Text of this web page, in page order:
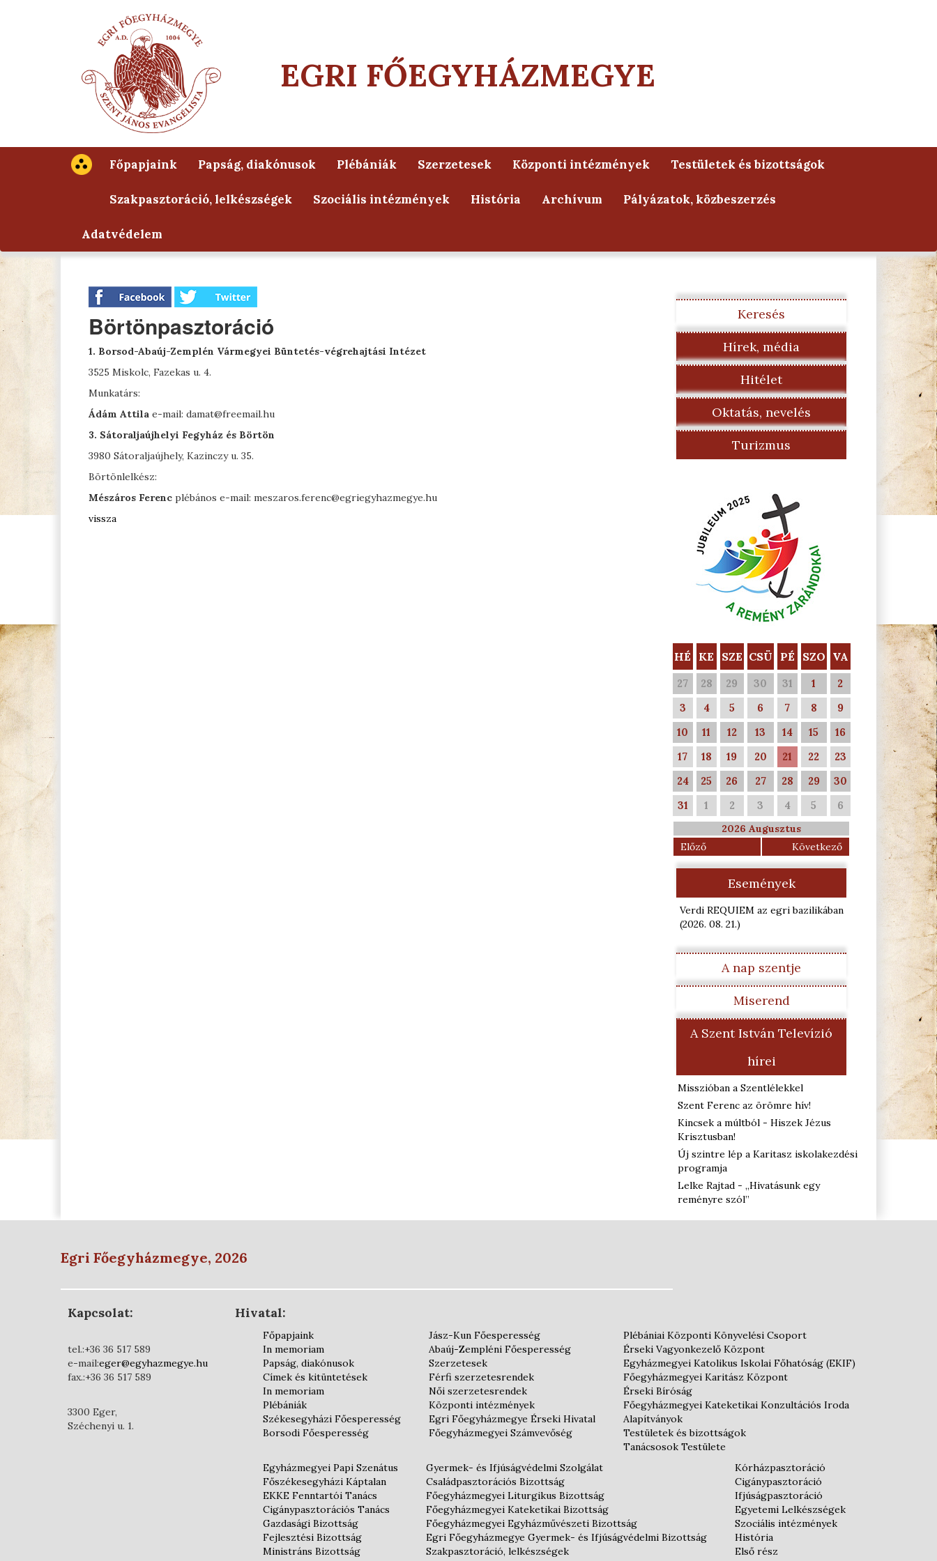
EGRI FŐEGYHÁZMEGYE
Főpapjaink Papság, diakónusok Plébániák Szerzetesek Központi intézmények Testületek és bizottságok
Szakpasztoráció, lelkészségek Szociális intézmények História Archívum Pályázatok, közbeszerzés
Adatvédelem
Börtönpasztoráció
1. Borsod-Abaúj-Zemplén Vármegyei Büntetés-végrehajtási Intézet
3525 Miskolc, Fazekas u. 4.
Munkatárs:
Ádám Attila e-mail: damat@freemail.hu
3. Sátoraljaújhelyi Fegyház és Börtön
3980 Sátoraljaújhely, Kazinczy u. 35.
Börtönlelkész:
Mészáros Ferenc plébános e-mail: meszaros.ferenc@egriegyhazmegye.hu
vissza
Keresés
Hírek, média
Hitélet
Oktatás, nevelés
Turizmus
HÉ KE SZE CSÜ PÉ SZO VA
27 28 29 30 31 1
2
3
4 5 6 7 8
9
10
11 12 13 14 15
16
17
18 19 20 21 22
23
24
25 26 27 28 29
30
31
1 2 3 4 5 6
2026 Augusztus
Előző
Következő
Események
Verdi REQUIEM az egri bazilikában
(2026. 08. 21.)
A nap szentje
Miserend
A Szent István Televízió
hírei
Misszióban a Szentlélekkel
Szent Ferenc az örömre hív!
Kincsek a múltból - Hiszek Jézus
Krisztusban!
Új szintre lép a Karitasz iskolakezdési
programja
Lelke Rajtad - „Hivatásunk egy
reményre szól”
Egri Főegyházmegye, 2026
Kapcsolat:
tel.:+36 36 517 589
e-mail:eger@egyhazmegye.hu
fax.:+36 36 517 589
3300 Eger,
Széchenyi u. 1.
Hivatal:
Főpapjaink
In memoriam
Papság, diakónusok
Címek és kitüntetések
In memoriam
Plébániák
Székesegyházi Főesperesség
Borsodi Főesperesség
Jász-Kun Főesperesség
Abaúj-Zempléni Főesperesség
Szerzetesek
Férfi szerzetesrendek
Női szerzetesrendek
Központi intézmények
Egri Főegyházmegye Érseki Hivatal
Főegyházmegyei Számvevőség
Plébániai Központi Könyvelési Csoport
Érseki Vagyonkezelő Központ
Egyházmegyei Katolikus Iskolai Főhatóság (EKIF)
Főegyházmegyei Karitász Központ
Érseki Bíróság
Főegyházmegyei Kateketikai Konzultációs Iroda
Alapítványok
Testületek és bizottságok
Tanácsosok Testülete
Egyházmegyei Papi Szenátus
Főszékesegyházi Káptalan
EKKE Fenntartói Tanács
Cigánypasztorációs Tanács
Gazdasági Bizottság
Fejlesztési Bizottság
Ministráns Bizottság
Gyermek- és Ifjúságvédelmi Szolgálat
Családpasztorációs Bizottság
Főegyházmegyei Liturgikus Bizottság
Főegyházmegyei Kateketikai Bizottság
Főegyházmegyei Egyházművészeti Bizottság
Egri Főegyházmegye Gyermek- és Ifjúságvédelmi Bizottság
Szakpasztoráció, lelkészségek
Kórházpasztoráció
Cigánypasztoráció
Ifjúságpasztoráció
Egyetemi Lelkészségek
Szociális intézmények
História
Első rész